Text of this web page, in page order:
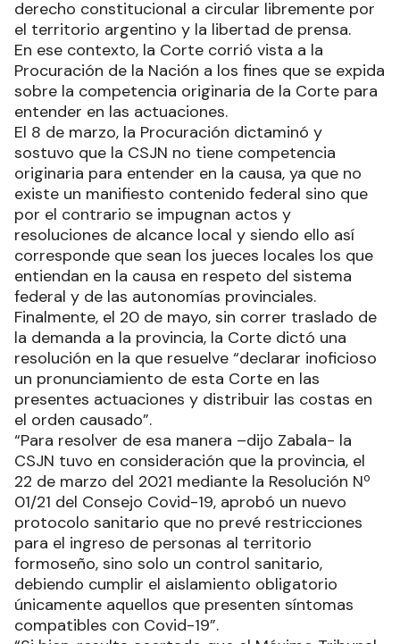
derecho constitucional a circular libremente por
el territorio argentino y la libertad de prensa.
En ese contexto, la Corte corrió vista a la
Procuración de la Nación a los fines que se expida
sobre la competencia originaria de la Corte para
entender en las actuaciones.
El 8 de marzo, la Procuración dictaminó y
sostuvo que la CSJN no tiene competencia
originaria para entender en la causa, ya que no
existe un manifiesto contenido federal sino que
por el contrario se impugnan actos y
resoluciones de alcance local y siendo ello así
corresponde que sean los jueces locales los que
entiendan en la causa en respeto del sistema
federal y de las autonomías provinciales.
Finalmente, el 20 de mayo, sin correr traslado de
la demanda a la provincia, la Corte dictó una
resolución en la que resuelve “declarar inoficioso
un pronunciamiento de esta Corte en las
presentes actuaciones y distribuir las costas en
el orden causado”.
“Para resolver de esa manera –dijo Zabala- la
CSJN tuvo en consideración que la provincia, el
22 de marzo del 2021 mediante la Resolución Nº
01/21 del Consejo Covid-19, aprobó un nuevo
protocolo sanitario que no prevé restricciones
para el ingreso de personas al territorio
formoseño, sino solo un control sanitario,
debiendo cumplir el aislamiento obligatorio
únicamente aquellos que presenten síntomas
compatibles con Covid-19”.